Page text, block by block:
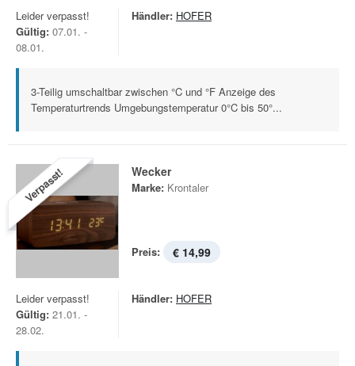
Leider verpasst!
Gültig: 07.01. -
08.01.
Händler: HOFER
3-Teilig umschaltbar zwischen °C und °F Anzeige des
Temperaturtrends Umgebungstemperatur 0°C bis 50°...
Verpasst! Wecker
Marke: Krontaler
Preis: € 14,99
Leider verpasst!
Gültig: 21.01. -
28.02.
Händler: HOFER